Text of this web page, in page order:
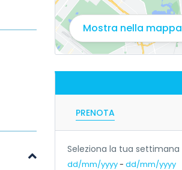
Mostra nella mappa
PRENOTA
Seleziona la tua settimana
dd/mm/yyyy- dd/mm/yyyy